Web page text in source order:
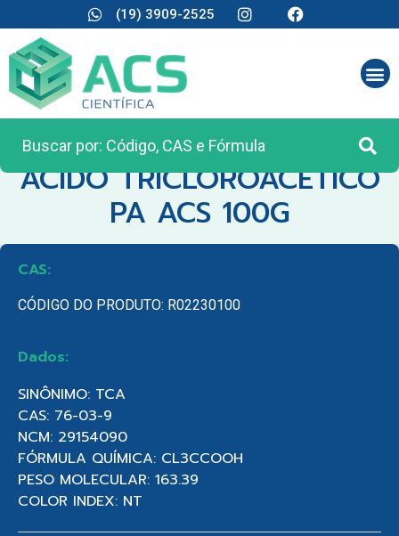
(19) 3909-2525
CATEGORIA:REAGENTES ANALÍTICOS
ACIDO TRICLOROACETICO
PA ACS 100G
CAS:
CÓDIGO DO PRODUTO: R02230100
Dados:
SINÔNIMO: TCA
CAS: 76-03-9
NCM: 29154090
FÓRMULA QUÍMICA: CL3CCOOH
PESO MOLECULAR: 163.39
COLOR INDEX: NT